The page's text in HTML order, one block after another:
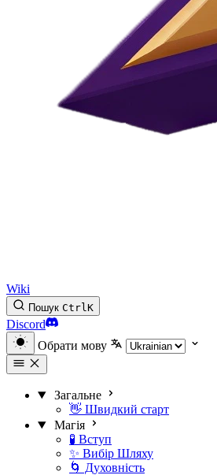
Wiki
Пошук CtrlK
Discord
Обрати мову
Загальне
👋 Швидкий старт
Магія
🧪 Вступ
✨ Вибір Шляху
🌀 Духовність